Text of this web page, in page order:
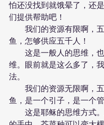
怕还没找到就饿晕了，还
们提供帮助吧！
我们的资源有限啊，五
鱼，怎够供应五千人！
这是一般人的思维，也
维。眼前就是这么多了，
法。
我们的资源无限啊，五
鱼，是一个引子，是一个管
这是耶稣的思维方式。